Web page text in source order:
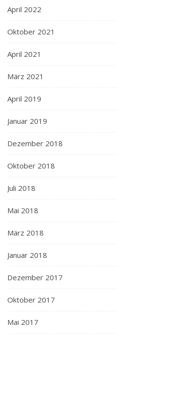
April 2022
Oktober 2021
April 2021
März 2021
April 2019
Januar 2019
Dezember 2018
Oktober 2018
Juli 2018
Mai 2018
März 2018
Januar 2018
Dezember 2017
Oktober 2017
Mai 2017